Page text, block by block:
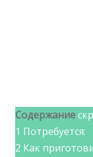
Содержание
1 Потребуется:
2 Как